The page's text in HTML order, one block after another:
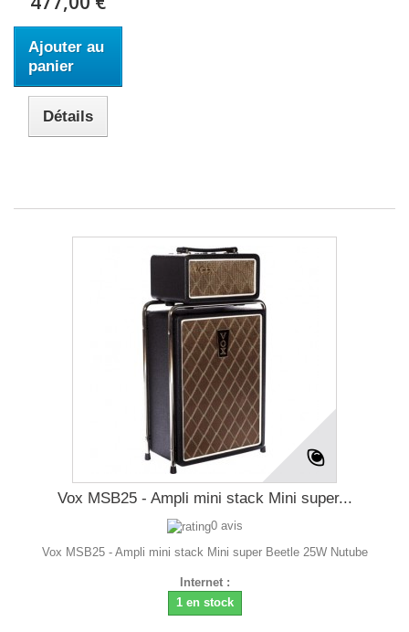
Ajouter au
panier
Détails
Vox MSB25 - Ampli mini stack Mini super...
0 avis
Vox MSB25 - Ampli mini stack Mini super Beetle 25W Nutube
Internet :
1 en stock